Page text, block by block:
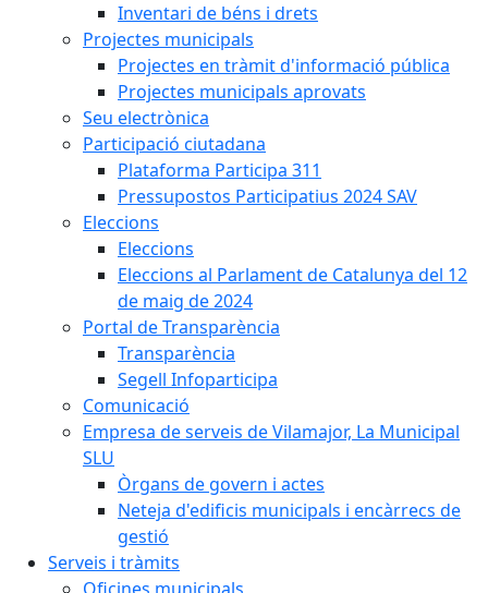
Inventari de béns i drets
Projectes municipals
Projectes en tràmit d'informació pública
Projectes municipals aprovats
Seu electrònica
Participació ciutadana
Plataforma Participa 311
Pressupostos Participatius 2024 SAV
Eleccions
Eleccions
Eleccions al Parlament de Catalunya del 12
de maig de 2024
Portal de Transparència
Transparència
Segell Infoparticipa
Comunicació
Empresa de serveis de Vilamajor, La Municipal
SLU
Òrgans de govern i actes
Neteja d'edificis municipals i encàrrecs de
gestió
Serveis i tràmits